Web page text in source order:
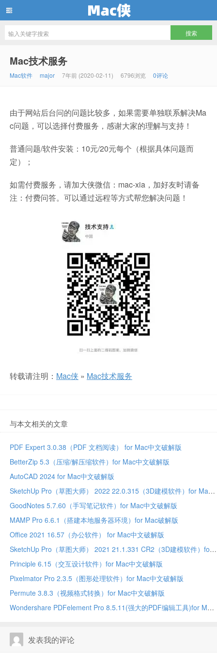
Mac技术服务
Mac软件 major 7年前 (2020-02-11) 6796浏览 0评论
由于网站后台问的问题比较多，如果需要单独联系解决Ma
c问题，可以选择付费服务，感谢大家的理解与支持！
普通问题/软件安装：10元/20元每个（根据具体问题而
定）；
如需付费服务，请加大侠微信：mac-xia，加好友时请备
注：付费问答。可以通过远程等方式帮您解决问题！
转载请注明： Mac侠 » Mac技术服务
与本文相关的文章
PDF Expert 3.0.38（PDF 文档阅读） for Mac中文破解版
BetterZip 5.3（压缩/解压缩软件）for Mac中文破解版
AutoCAD 2024 for Mac中文破解版
SketchUp Pro（草图大师） 2022 22.0.315（3D建模软件）for Mac中文破解版
GoodNotes 5.7.60（手写笔记软件）for Mac中文破解版
MAMP Pro 6.6.1（搭建本地服务器环境）for Mac破解版
Office 2021 16.57（办公软件） for Mac中文破解版
SketchUp Pro（草图大师） 2021 21.1.331 CR2（3D建模软件）for Mac中文破解版
Principle 6.15（交互设计软件）for Mac中文破解版
Pixelmator Pro 2.3.5（图形处理软件）for Mac中文破解版
Permute 3.8.3（视频格式转换）for Mac中文破解版
Wondershare PDFelement Pro 8.5.11(强大的PDF编辑工具)for Mac中文破解版
发表我的评论